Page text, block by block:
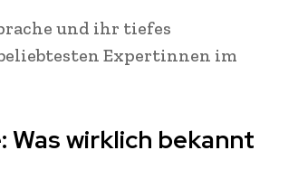
und ihr tiefes
Expertinnen im
Was wirklich bekannt